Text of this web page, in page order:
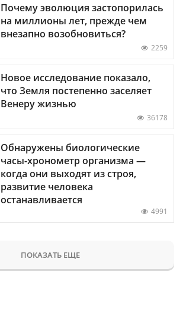
Почему эволюция застопорилась
на миллионы лет, прежде чем
внезапно возобновиться?
2259
Новое исследование показало,
что Земля постепенно заселяет
Венеру жизнью
36178
Обнаружены биологические
часы-хронометр организма —
когда они выходят из строя,
развитие человека
останавливается
4991
ПОКАЗАТЬ ЕЩЕ